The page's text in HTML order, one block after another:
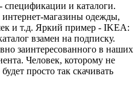
и каталоги.
магазины одежды,
и т.д. Яркий пример - IKEA:
взамен на подписку.
заинтересованного в наших
Человек, которому не
просто так скачивать